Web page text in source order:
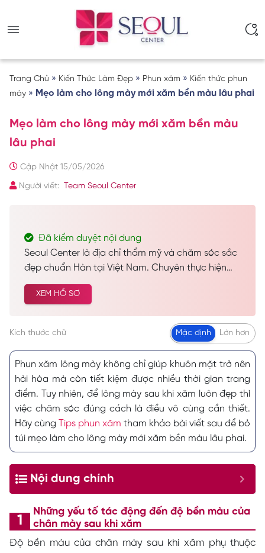
Trang Chủ » Kiến Thức Làm Đẹp » Phun xăm » Kiến thức phun
mày » Mẹo làm cho lông mày mới xăm bền màu lâu phai
Mẹo làm cho lông mày mới xăm bền màu
lâu phai
Cập Nhật 15/05/2026
Người viết: Team Seoul Center
Đã kiểm duyệt nội dung
Seoul Center là địa chỉ thẩm mỹ và chăm sóc sắc
đẹp chuẩn Hàn tại Việt Nam. Chuyên thực hiện
các dịch vụ spa làm đẹp, chăm sóc da công nghệ
cao… Được nhiều khách hàng tin tưởng và lựa
XEM HỒ SƠ
Kích thước chữ Mặc định Lớn hơn
Phun xăm lông mày không chỉ giúp khuôn mặt trở nên
hài hòa mà còn tiết kiệm được nhiều thời gian trang
điểm. Tuy nhiên, để lông mày sau khi xăm luôn đẹp thì
việc chăm sóc đúng cách là điều vô cùng cần thiết.
Hãy cùng
Tips phun xăm tham khảo bài viết sau để bỏ
túi mẹo làm cho lông mày mới xăm bền màu lâu phai.
Nội dung chính
Những yếu tố tác động đến độ bền màu của
chân mày sau khi xăm
Độ bền màu của chân mày sau khi xăm phụ thuộc